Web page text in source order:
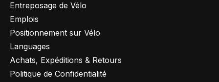
Entreposage de Vélo
Emplois
Positionnement sur Vélo
Languages
Achats, Expéditions & Retours
Politique de Confidentialité